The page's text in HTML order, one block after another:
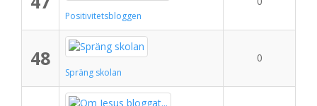
Positivitetsbloggen
48
Spräng skolan
0